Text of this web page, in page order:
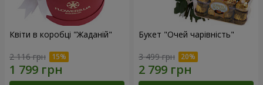
Квіти в коробці "Жаданій"
2 116 грн
Букет "Очей чарівність"
3 499 грн